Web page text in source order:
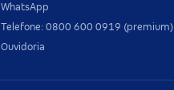
WhatsApp
Telefone: 0800 600 0919 (premium)
Ouvidoria